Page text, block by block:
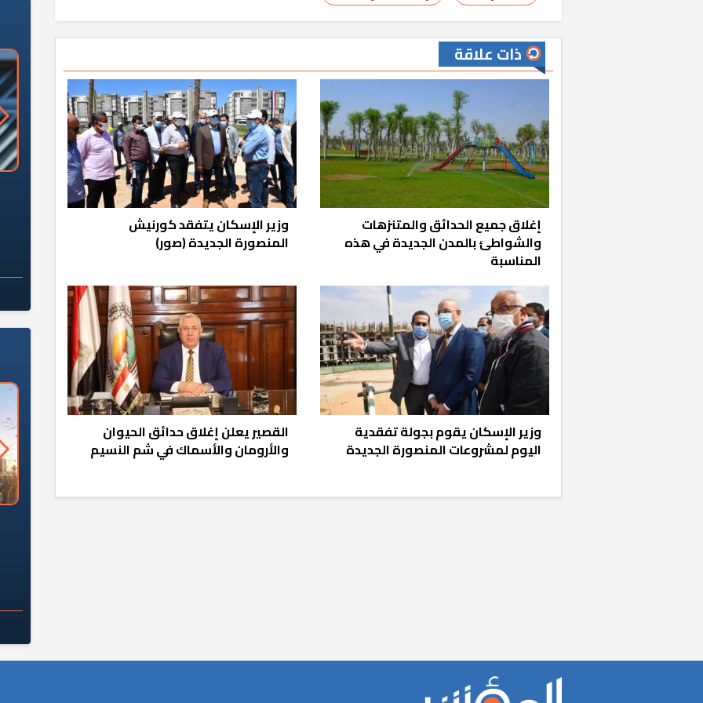
ذات علاقة
إغلاق جميع الحدائق والمتنزهات
والشواطئ بالمدن الجديدة في هذه
المناسبة
وزير الإسكان يتفقد كورنيش
المنصورة الجديدة (صور)
وزير الإسكان يقوم بجولة تفقدية
اليوم لمشروعات المنصورة الجديدة
القصير يعلن إغلاق حدائق الحيوان
والأرومان والأسماك في شم النسيم
«وزارة الآثار»: العُثور على 10 توابيت
خشبية بفناء مقبرة "باكي"
سلامة الغذاء: 285 ألف طن صادرات
غذائية في أسبوع